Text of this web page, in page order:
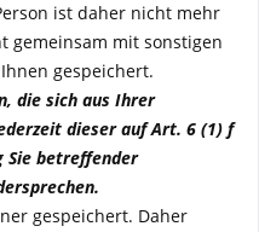
ist daher nicht mehr
gemeinsam mit sonstigen
gespeichert.
die sich aus Ihrer
dieser auf Art. 6 (1) f
Sie betreffender
gespeichert. Daher